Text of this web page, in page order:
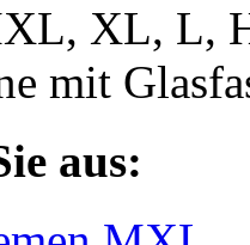
XL, L,
mit
aus: